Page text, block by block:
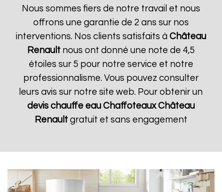
Nous sommes fiers de notre travail et nous
offrons une garantie de 2 ans sur nos
interventions. Nos clients satisfaits à Château
Renaultnous ont donné une note de 4,5
étoiles sur 5 pour notre service et notre
professionnalisme. Vous pouvez consulter
leurs avis sur notre site web. Pour obtenir un
devis chauffe eau Chaffoteaux Château
Renaultgratuit et sans engagement